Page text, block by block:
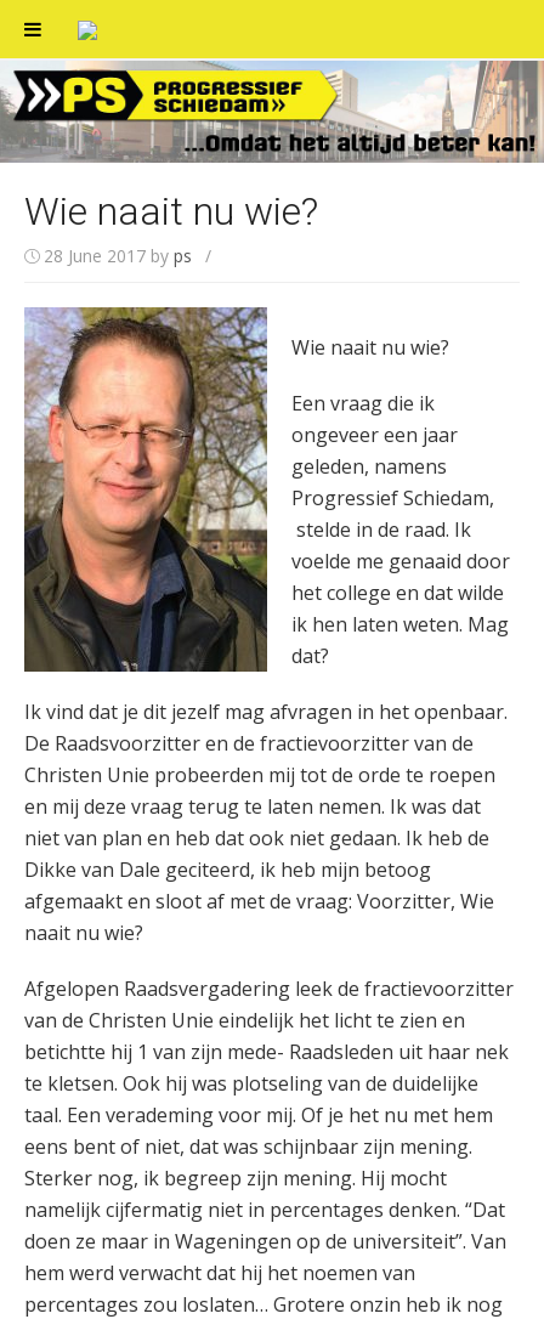
Skip
to
content
Wie naait nu wie?
28 June 2017 by ps /
Wie naait nu wie?
Een vraag die ik
ongeveer een jaar
geleden, namens
Progressief Schiedam,
stelde in de raad. Ik
voelde me genaaid door
het college en dat wilde
ik hen laten weten. Mag
dat?
Ik vind dat je dit jezelf mag afvragen in het openbaar.
De Raadsvoorzitter en de fractievoorzitter van de
Christen Unie probeerden mij tot de orde te roepen
en mij deze vraag terug te laten nemen. Ik was dat
niet van plan en heb dat ook niet gedaan. Ik heb de
Dikke van Dale geciteerd, ik heb mijn betoog
afgemaakt en sloot af met de vraag: Voorzitter, Wie
naait nu wie?
Afgelopen Raadsvergadering leek de fractievoorzitter
van de Christen Unie eindelijk het licht te zien en
betichtte hij 1 van zijn mede- Raadsleden uit haar nek
te kletsen. Ook hij was plotseling van de duidelijke
taal. Een verademing voor mij. Of je het nu met hem
eens bent of niet, dat was schijnbaar zijn mening.
Sterker nog, ik begreep zijn mening. Hij mocht
namelijk cijfermatig niet in percentages denken. “Dat
doen ze maar in Wageningen op de universiteit”. Van
hem werd verwacht dat hij het noemen van
percentages zou loslaten… Grotere onzin heb ik nog